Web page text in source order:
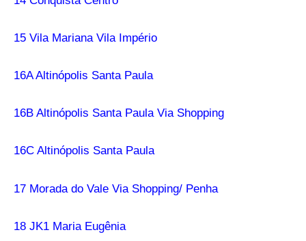
15 Vila Mariana Vila Império
16A Altinópolis Santa Paula
16B Altinópolis Santa Paula Via Shopping
16C Altinópolis Santa Paula
17 Morada do Vale Via Shopping/ Penha
18 JK1 Maria Eugênia